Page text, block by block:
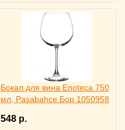
Бокал для вина Enoteca 750
мл, Pasabahce Бор 1050958
548 р.